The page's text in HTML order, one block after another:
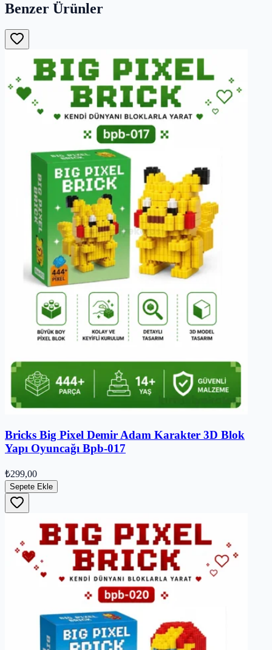
Benzer Ürünler
Bricks Big Pixel Demir Adam Karakter 3D Blok
Yapı Oyuncağı Bpb-017
₺299,00
Sepete Ekle